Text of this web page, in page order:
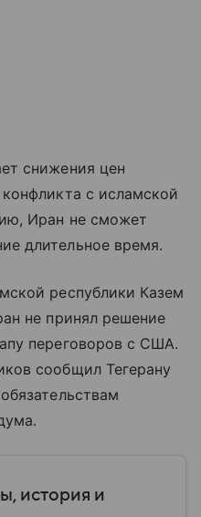
снижения цен
с исламской
Иран не сможет
длительное время.
республики Казем
не принял решение
переговоров с США.
сообщил Тегерану
история и